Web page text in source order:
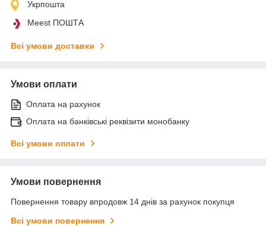
Укрпошта
Meest ПОШТА
Всі умови доставки
Умови оплати
Оплата на рахунок
Оплата на банківські реквізити монобанку
Всі умови оплати
Умови повернення
Повернення товару впродовж 14 днів за рахунок покупця
Всі умови повернення